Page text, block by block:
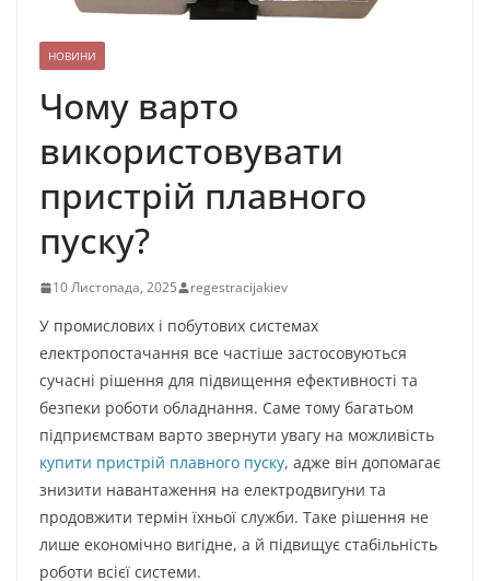
НОВИНИ
Чому варто
використовувати
пристрій плавного
пуску?
10 Листопада, 2025 regestracijakiev
У промислових і побутових системах
електропостачання все частіше застосовуються
сучасні рішення для підвищення ефективності та
безпеки роботи обладнання. Саме тому багатьом
підприємствам варто звернути увагу на можливість
купити пристрій плавного пуску, адже він допомагає
знизити навантаження на електродвигуни та
продовжити термін їхньої служби. Таке рішення не
лише економічно вигідне, а й підвищує стабільність
роботи всієї системи.